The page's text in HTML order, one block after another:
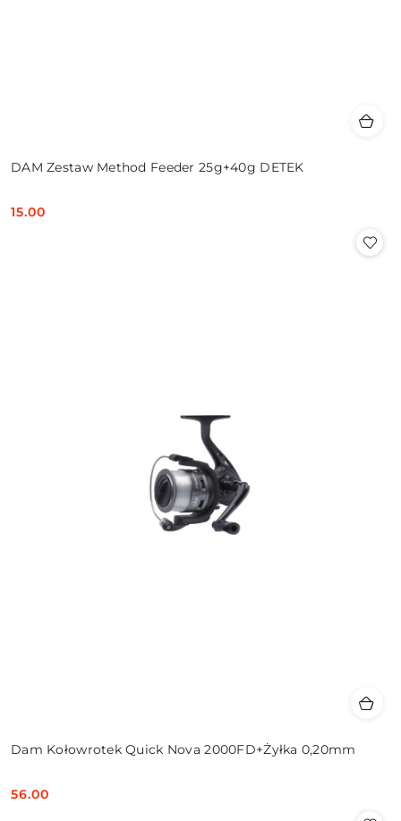
DAM Zestaw Method Feeder 25g+40g DETEK
Cena:
15.00
Dam Kołowrotek Quick Nova 2000FD+Żyłka 0,20mm
Cena:
56.00